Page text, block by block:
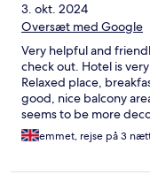
3. okt. 2024
Oversæt med Google
Very helpful and
check out. Hotel is
Relaxed place,
good, nice balcony
seems to be more
correct here. Room a
furniture needs some
emmet, rejse på 3